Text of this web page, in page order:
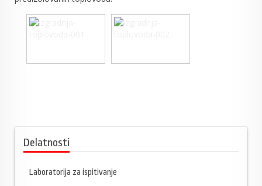
Delatnosti
Laboratorija za ispitivanje